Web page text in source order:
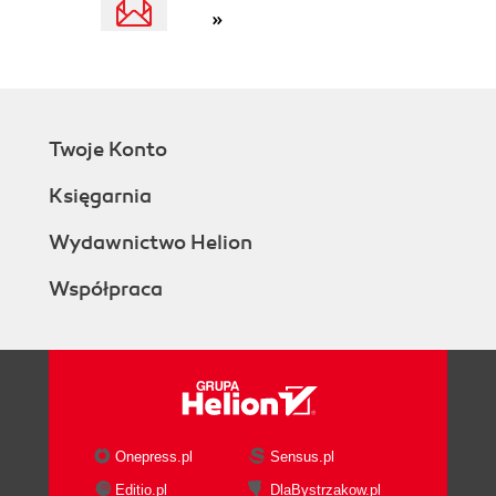
»
Twoje Konto
Księgarnia
Wydawnictwo Helion
Współpraca
Onepress.pl
Sensus.pl
Editio.pl
DlaBystrzakow.pl